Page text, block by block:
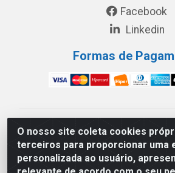
O nosso site coleta cookies
terceiros para proporcionar uma
personalizada ao usuário,
Facebook
Linkedin
Formas de
América Latina Indústria e Comércio
CNPJ 19.813.045/0001-03 - Rua
Andrade, 151 Núcleo Industrial III –
85.811-530